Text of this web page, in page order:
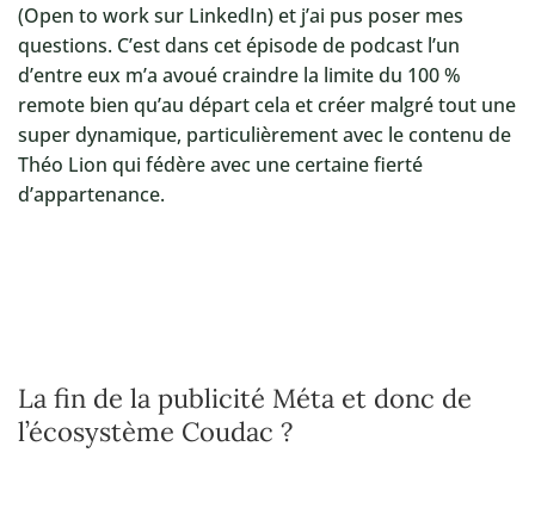
(Open to work sur LinkedIn) et j’ai pus poser mes
questions. C’est dans cet épisode de podcast l’un
d’entre eux m’a avoué craindre la limite du 100 %
remote bien qu’au départ cela et créer malgré tout une
super dynamique, particulièrement avec le contenu de
Théo Lion qui fédère avec une certaine fierté
d’appartenance.
La fin de la publicité Méta et donc de
l’écosystème Coudac ?